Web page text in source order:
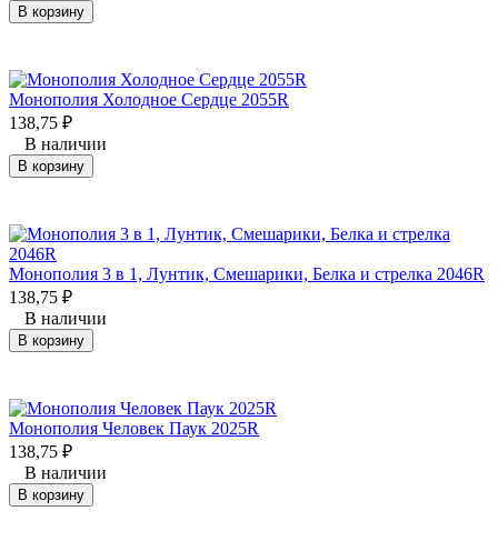
В корзину
Монополия Холодное Сердце 2055R
138,75 ₽
В наличии
В корзину
Монополия 3 в 1, Лунтик, Смешарики, Белка и стрелка 2046R
138,75 ₽
В наличии
В корзину
Монополия Человек Паук 2025R
138,75 ₽
В наличии
В корзину